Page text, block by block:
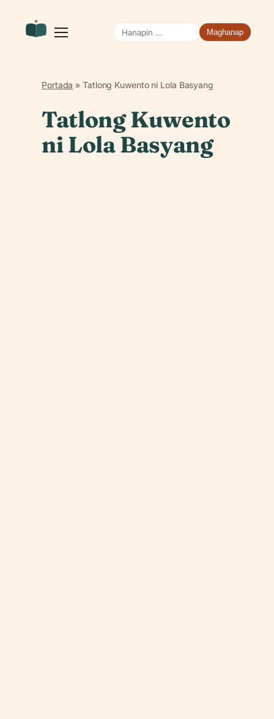
Buksan
ang
Hanapin
Portada »Tatlong Kuwento ni Lola Basyang
Tatlong Kuwento
ni Lola Basyang